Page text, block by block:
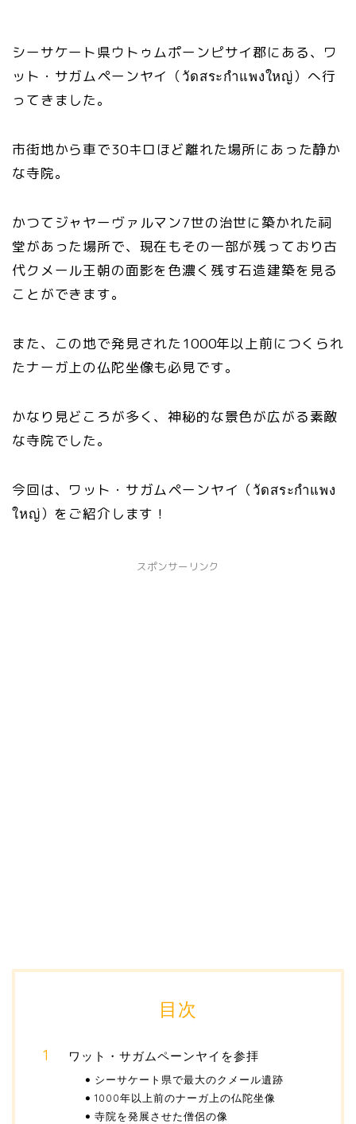
シーサケート県ウトゥムポーンピサイ郡にある、ワ
ット・サガムペーンヤイ（วัดสระกำแพงใหญ่）へ行
ってきました。
市街地から車で30キロほど離れた場所にあった静か
な寺院。
かつてジャヤーヴァルマン7世の治世に築かれた祠
堂があった場所で、現在もその一部が残っており古
代クメール王朝の面影を色濃く残す石造建築を見る
ことができます。
また、この地で発見された1000年以上前につくられ
たナーガ上の仏陀坐像も必見です。
かなり見どころが多く、神秘的な景色が広がる素敵
な寺院でした。
今回は、ワット・サガムペーンヤイ（วัดสระกำแพง
ใหญ่）をご紹介します！
スポンサーリンク
目次
ワット・サガムペーンヤイを参拝
シーサケート県で最大のクメール遺跡
1000年以上前のナーガ上の仏陀坐像
寺院を発展させた僧侶の像